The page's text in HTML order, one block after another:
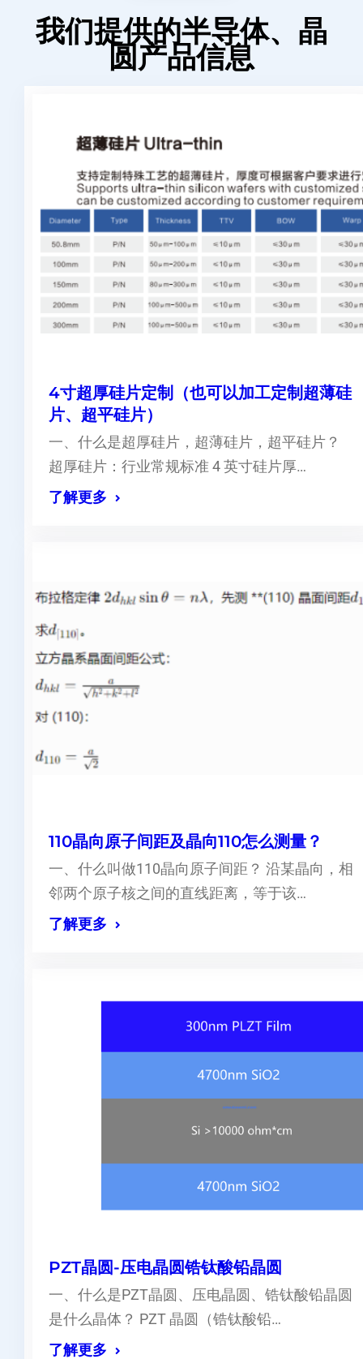
我们提供的半导体、晶
圆产品信息
4寸超厚硅片定制（也可以加工定制超薄硅
片、超平硅片）
一、什么是超厚硅片，超薄硅片，超平硅片？
超厚硅片：行业常规标准 4 英寸硅片厚…
了解更多
110晶向原子间距及晶向110怎么测量？
一、什么叫做110晶向原子间距？ 沿某晶向，相
邻两个原子核之间的直线距离，等于该…
了解更多
PZT晶圆-压电晶圆锆钛酸铅晶圆
一、什么是PZT晶圆、压电晶圆、锆钛酸铅晶圆
是什么晶体？ PZT 晶圆（锆钛酸铅…
了解更多